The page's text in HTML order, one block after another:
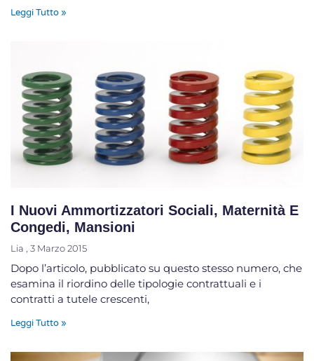
Leggi Tutto »
I Nuovi Ammortizzatori Sociali, Maternità E
Congedi, Mansioni
Lia 3 Marzo 2015
Dopo l’articolo, pubblicato su questo stesso numero, che
esamina il riordino delle tipologie contrattuali e i
contratti a tutele crescenti,
Leggi Tutto »